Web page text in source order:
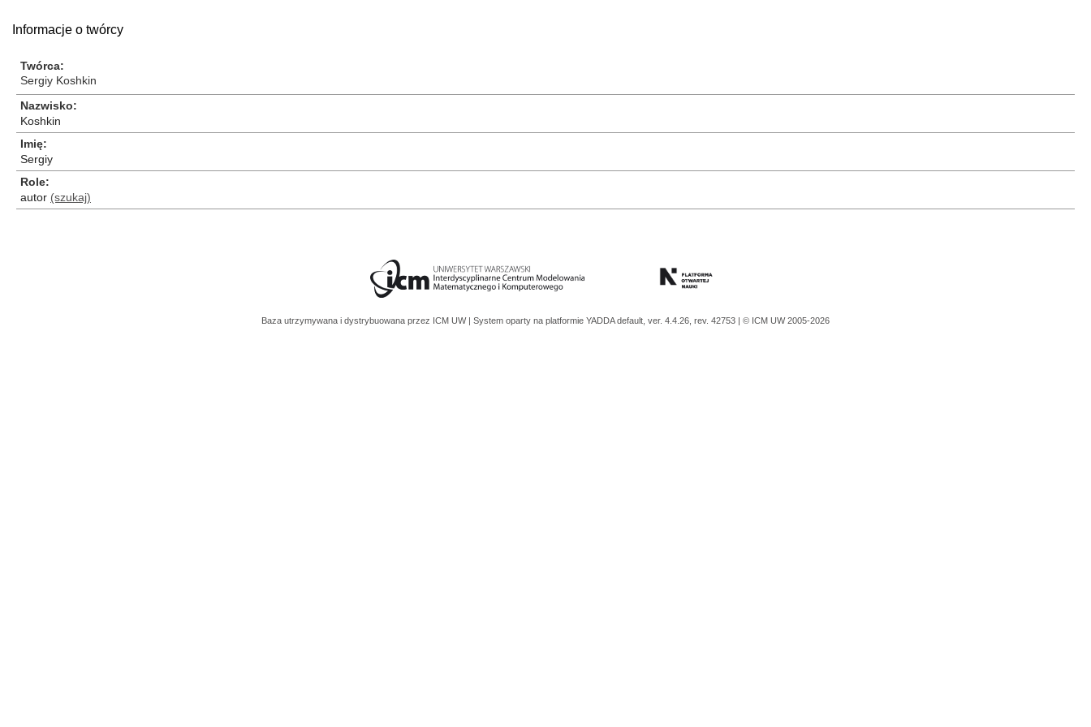
Informacje o twórcy
Twórca
Sergiy Koshkin
Nazwisko
Koshkin
Imię
Sergiy
Role
autor (szukaj)
Baza utrzymywana i dystrybuowana przez ICM UW | System oparty na platformie YADDAdefault, ver. 4.4.26, rev. 42753 | © ICM UW 2005-2026